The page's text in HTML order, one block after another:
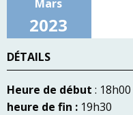
Mars
2023
DÉTAILS
Heure de début : 18h00
heure de fin : 19h30